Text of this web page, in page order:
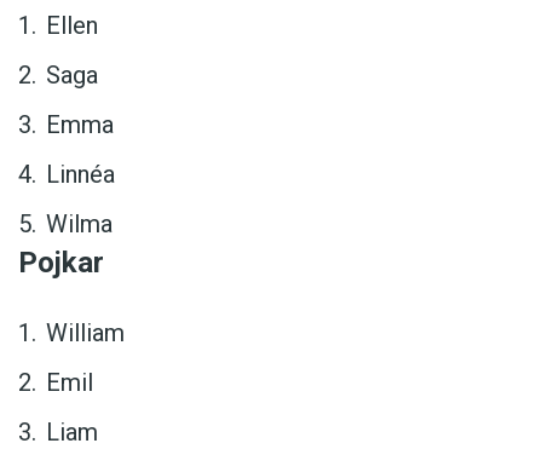
Ellen
Saga
Emma
Linnéa
Wilma
Pojkar
William
Emil
Liam